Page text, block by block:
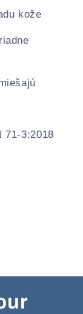
kože
71-3:2018